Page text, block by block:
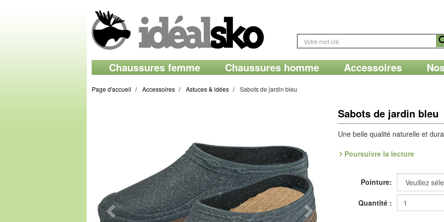
Chaussures femme Chaussures homme Accessoires
Page d'accueil Accessoires Astuces & idées Sabots de jardin bleu
Sabots de jardin bleu
Une belle qualité naturelle et
Confortable et d'une robustesse
mélange caoutchouc naturel et
respectueux, il est fait pour vous
fraîcheur de la voûte en jute,
lavable.
Pointures : (35-36),I(37-38),II
Poursuivre la lecture
Pointure:
Quantité :